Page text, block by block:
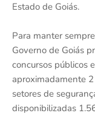
Estado de Goiás.
Para manter
Governo de Goiás
concursos públicos
aproximadamente
setores de
disponibilizadas